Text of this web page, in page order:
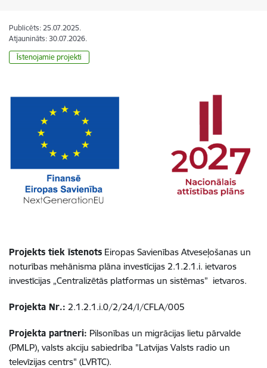
Publicēts: 25.07.2025.
Atjaunināts: 30.07.2026.
Īstenojamie projekti
Projekts tiek īstenots Eiropas Savienības Atveseļošanas un
noturības mehānisma plāna investīcijas 2.1.2.1.i. ietvaros
investīcijas „Centralizētās platformas un sistēmas” ietvaros.
Projekta Nr.: 2.1.2.1.i.0/2/24/I/CFLA/005
Projekta partneri: Pilsonības un migrācijas lietu pārvalde
(PMLP), valsts akciju sabiedrība "Latvijas Valsts radio un
televīzijas centrs" (LVRTC).